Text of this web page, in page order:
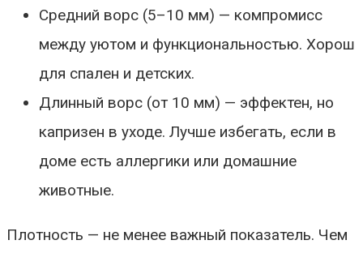
Средний ворс (5–10 мм) — компромисс
между уютом и функциональностью. Хорош
для спален и детских.
Длинный ворс (от 10 мм) — эффектен, но
капризен в уходе. Лучше избегать, если в
доме есть аллергики или домашние
животные.
Плотность — не менее важный показатель. Чем